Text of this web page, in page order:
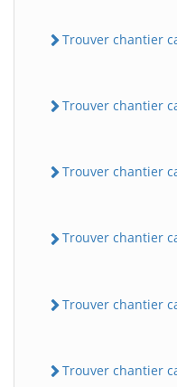
Trouver chantier
Trouver chantier
Trouver chantier
Trouver chantier
Trouver chantier
Trouver chantier